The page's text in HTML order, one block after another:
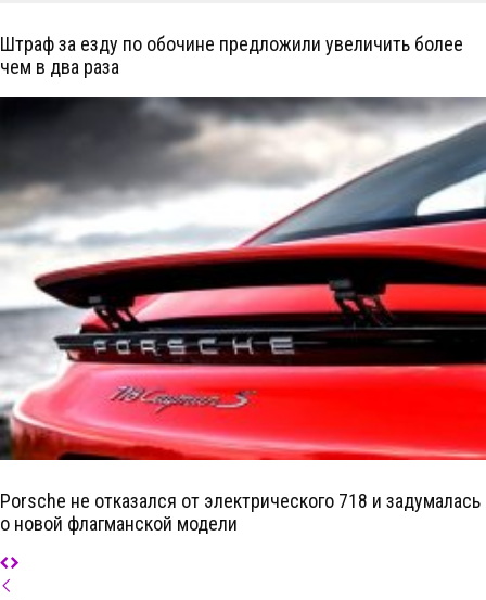
Штраф за езду по обочине предложили увеличить более
чем в два раза
Porsche не отказался от электрического 718 и задумалась
о новой флагманской модели